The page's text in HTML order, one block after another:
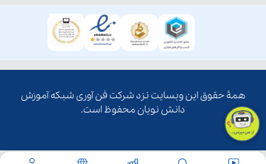
همۀ حقوق این وبسایت نزد شرکت فن آوری شبکه آموزش
دانش نویان محفوظ است.